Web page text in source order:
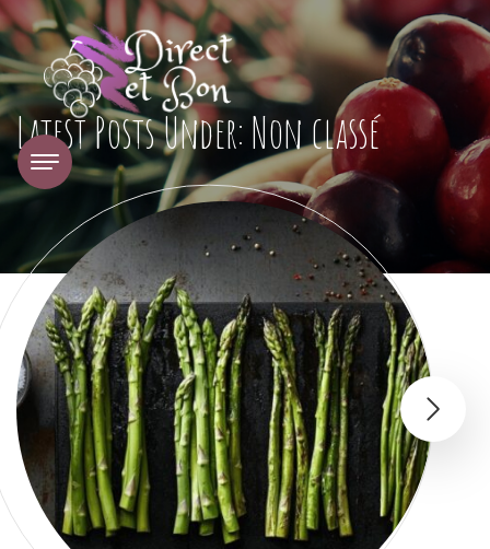
Latest Posts Under: Non classé